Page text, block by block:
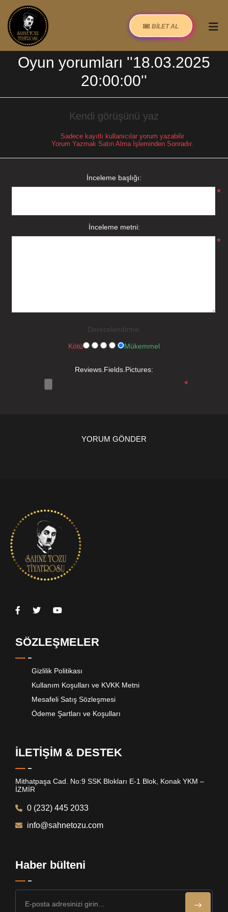
BİLET AL
Oyun yorumları
18.03.2025
20:00:00
Kendi görüşünü yaz
Sadece kayıtlı kullanıcılar yorum yazabilir
Yorum Yazmak Satın Alma İşleminden Sonradır.
İnceleme başlığı:
*
İnceleme metni:
*
Derecelendirme:
Kötü Mükemmel
Reviews.Fields.Pictures:
*
YORUM GÖNDER
SÖZLEŞMELER
Gizlilik Politikası
Kullanım Koşulları ve KVKK Metni
Mesafeli Satış Sözleşmesi
Ödeme Şartları ve Koşulları
İLETİŞİM & DESTEK
Mithatpaşa Cad. No:9 SSK Blokları E-1 Blok, Konak YKM –
İZMİR
0 (232) 445 2033
info@sahnetozu.com
Haber bülteni